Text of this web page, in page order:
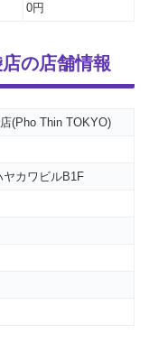
0円
の店舗情報
(Pho Thin TOKYO)
ヤカワビルB1F